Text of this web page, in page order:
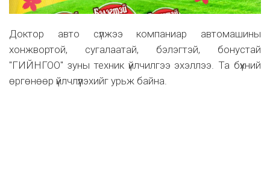
Доктор авто сүлжээ компаниар автомашины
хонжвортой, сугалаатай, бэлэгтэй, бонустай
"ГИЙНГОО" зуны техник үйлчилгээ эхэллээ. Та бүхний
өргөнөөр үйлчлүүлэхийг урьж байна.